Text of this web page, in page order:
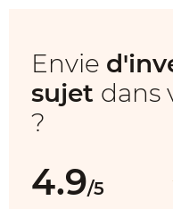
Envie
sujet dans
?
4.9/5